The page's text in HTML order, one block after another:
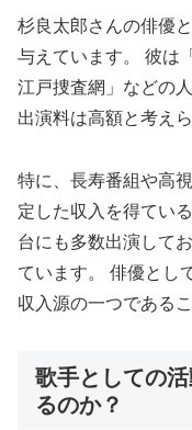
杉良太郎さんの俳優
与えています。 彼は
江戸捜査網」などの
出演料は高額と考えら
特に、長寿番組や高
定した収入を得てい
台にも多数出演して
ています。 俳優とし
収入源の一つである
歌手としての
るのか？